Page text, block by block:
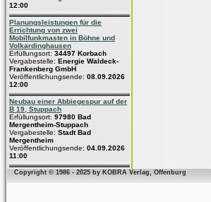
12:00
Planungsleistungen für die
Errichtung von zwei
Mobilfunkmasten in Böhne und
Volkardinghausen
Erfüllungsort: 34497 Korbach
Vergabestelle: Energie Waldeck-
Frankenberg GmbH
Veröffentlichungsende: 08.09.2026
12:00
Neubau einer Abbiegespur auf der
B 19, Stuppach
Erfüllungsort: 97980 Bad
Mergentheim-Stuppach
Vergabestelle: Stadt Bad
Mergentheim
Veröffentlichungsende: 04.09.2026
11:00
Copyright © 1986 - 2025 by KOBRA Verlag, Offenburg